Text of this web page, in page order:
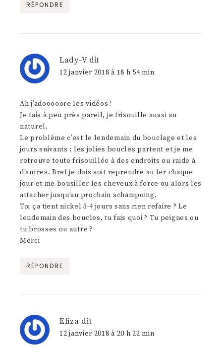
RÉPONDRE
Lady-V dit
12 janvier 2018 à 18 h 54 min
Ah j’adooooore les vidéos !
Je fais à peu près pareil, je frisouille aussi au
naturel.
Le problème c’est le lendemain du bouclage et les
jours suivants : les jolies boucles partent et je me
retrouve toute frisouillée à des endroits ou raide à
d’autres. Bref je dois soit reprendre au fer chaque
jour et me bousiller les cheveux à force ou alors les
attacher jusqu’au prochain schampoing.
Toi ça tient nickel 3-4 jours sans rien refaire ? Le
lendemain des boucles, tu fais quoi ? Tu peignes ou
tu brosses ou autre ?
Merci
RÉPONDRE
Eliza dit
12 janvier 2018 à 20 h 22 min